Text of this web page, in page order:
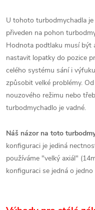
U tohoto turbodmychadla
přiveden na pohon
Hodnota podtlaku musí být
nastavit lopatky do pozice
celého systému sání i
způsobit velké problémy.
nouzového režimu nebo
turbodmychadlo je vadné.
Náš názor na toto
konfiguraci je jediná
používáme "velký axiál"
konfiguraci se jedná o